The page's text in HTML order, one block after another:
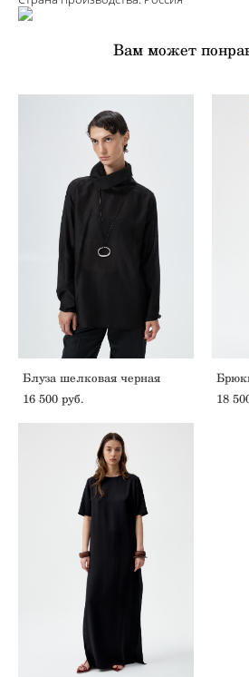
Вам может
Блуза шелковая черная
16 500 pуб.
18